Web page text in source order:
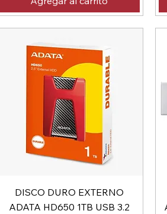
DISCO DURO EXTERNO
ADATA HD650 1TB USB 3.2